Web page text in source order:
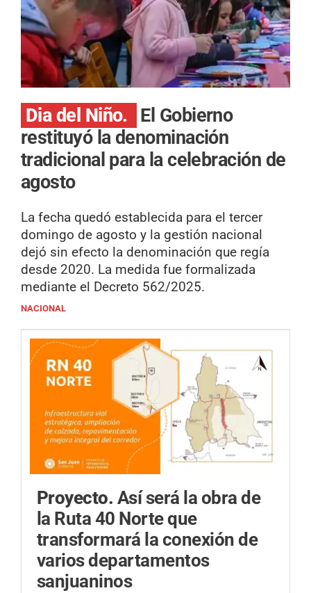
Dia del Niño.
El Gobierno
restituyó la denominación
tradicional para la celebración de
agosto
La fecha quedó establecida para el tercer
domingo de agosto y la gestión nacional
dejó sin efecto la denominación que regía
desde 2020. La medida fue formalizada
mediante el Decreto 562/2025.
NACIONAL
Proyecto. Así será la obra de
la Ruta 40 Norte que
transformará la conexión de
varios departamentos
sanjuaninos